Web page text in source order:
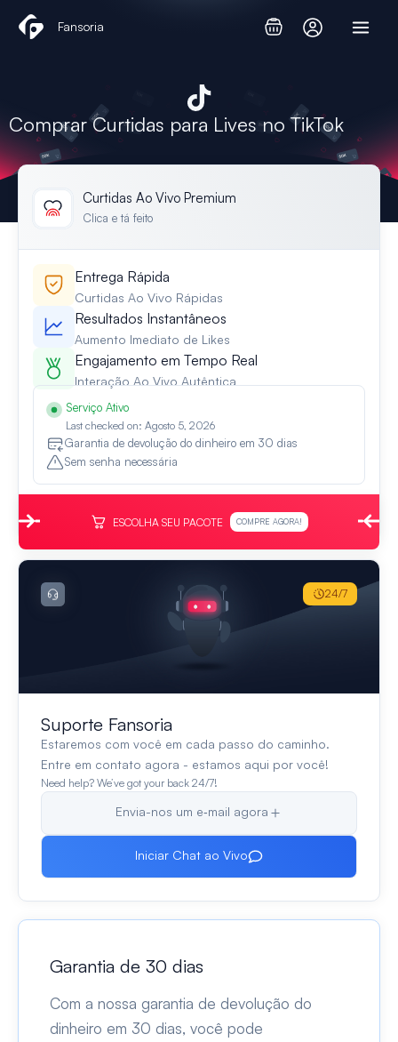
Fansoria
Comprar Curtidas para Lives no TikTok
Curtidas Ao Vivo Premium
Clica e tá feito
Entrega Rápida
Curtidas Ao Vivo Rápidas
Resultados Instantâneos
Aumento Imediato de Likes
Engajamento em Tempo Real
Interação Ao Vivo Autêntica
Serviço Ativo
Last checked on: Agosto 5, 2026
Garantia de devolução do dinheiro em 30 dias
Sem senha necessária
ESCOLHA SEU PACOTE COMPRE AGORA!
Suporte Fansoria
Estaremos com você em cada passo do caminho.
Entre em contato agora - estamos aqui por você!
Need help? We’ve got your back 24/7!
Envia-nos um e‑mail agora
Iniciar Chat ao Vivo
24/7
Garantia de 30 dias
Com a nossa garantia de devolução do
dinheiro em 30 dias, você pode